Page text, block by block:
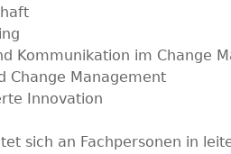
Kommunikation im Change
Change Management
Innovation
sich an Fachpersonen in